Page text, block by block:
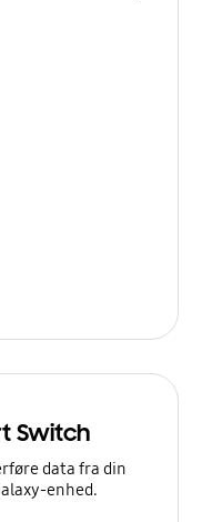
Switch
data fra din
enhed.